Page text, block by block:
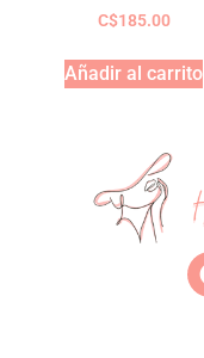
C$185.00
Añadir al carrito